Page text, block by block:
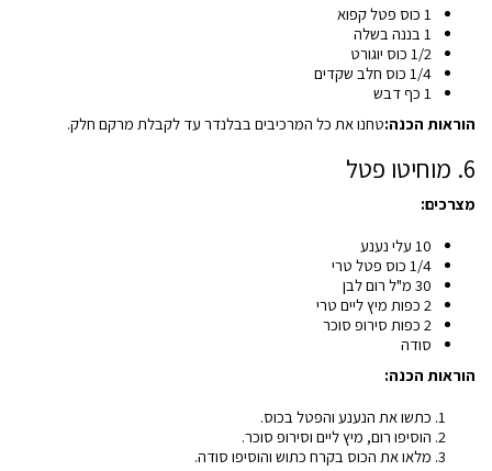
1 כוס פטל קפוא
1 בננה בשלה
1/2 כוס יוגורט
1/4 כוס חלב שקדים
1 כף דבש
הוראות הכנה:טחנו את כל המרכיבים בבלנדר עד לקבלת מרקם חלק.
6. מוחיטו פטל
מצרכים:
10 עלי נענע
1/4 כוס פטל טרי
30 מ"ל רום לבן
2 כפות מיץ ליים טרי
2 כפות סירופ סוכר
סודה
הוראות הכנה:
כתשו את הנענע והפטל בכוס.
הוסיפו רום, מיץ ליים וסירופ סוכר.
מלאו את הכוס בקרח כתוש והוסיפו סודה.